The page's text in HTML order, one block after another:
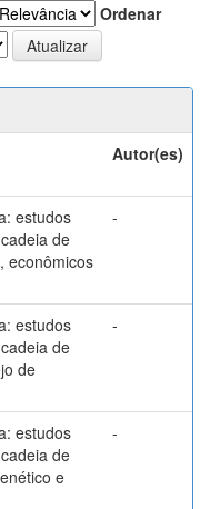
Ordenar
Autor(es)
estudos
de
econômicos
-
estudos
de
de
-
estudos
de
e
-